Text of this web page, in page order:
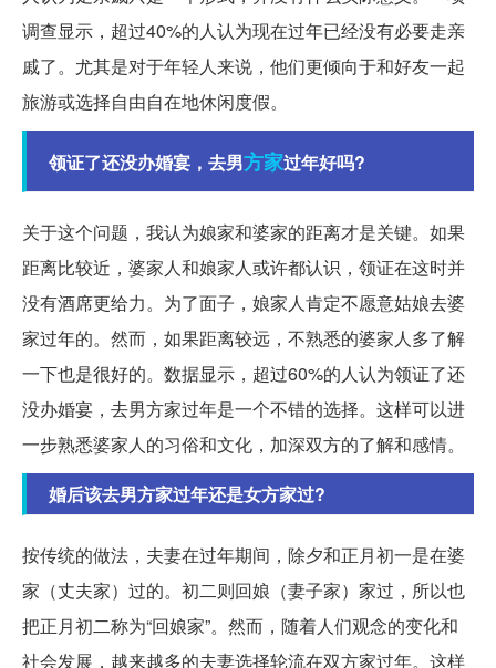
调查显示，超过40%的人认为现在过年已经没有必要走亲
戚了。尤其是对于年轻人来说，他们更倾向于和好友一起
旅游或选择自由自在地休闲度假。
领证了还没办婚宴，去男方家过年好吗?
关于这个问题，我认为娘家和婆家的距离才是关键。如果
距离比较近，婆家人和娘家人或许都认识，领证在这时并
没有酒席更给力。为了面子，娘家人肯定不愿意姑娘去婆
家过年的。然而，如果距离较远，不熟悉的婆家人多了解
一下也是很好的。数据显示，超过60%的人认为领证了还
没办婚宴，去男方家过年是一个不错的选择。这样可以进
一步熟悉婆家人的习俗和文化，加深双方的了解和感情。
婚后该去男方家过年还是女方家过?
按传统的做法，夫妻在过年期间，除夕和正月初一是在婆
家（丈夫家）过的。初二则回娘（妻子家）家过，所以也
把正月初二称为“回娘家”。然而，随着人们观念的变化和
社会发展，越来越多的夫妻选择轮流在双方家过年。这样